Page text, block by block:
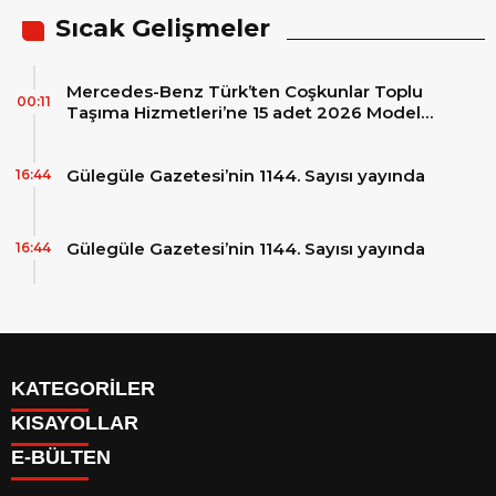
Sıcak Gelişmeler
Mercedes-Benz Türk’ten Coşkunlar Toplu
Taşıma Hizmetleri’ne 15 adet 2026 Model
00:11
Gülegüle Gazetesi’nin 1144. Sayısı yayında
16:44
Gülegüle Gazetesi’nin 1144. Sayısı yayında
16:44
KATEGORİLER
Reklam
Firma Rehberi
İletişim
KISAYOLLAR
Facebook
E-BÜLTEN